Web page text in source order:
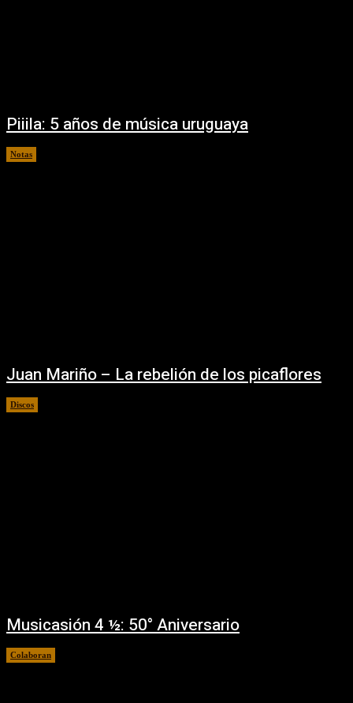
Piiila: 5 años de música uruguaya
Notas
Juan Mariño – La rebelión de los picaflores
Discos
Musicasión 4 ½: 50° Aniversario
Colaboran